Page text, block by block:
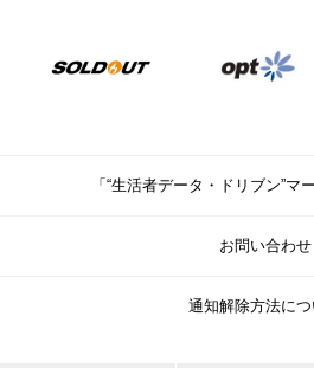
「“生活者データ・ドリブン”マ
お問い合わせ
通知解除方法につ